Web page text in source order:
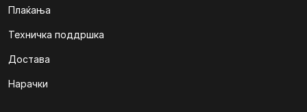
Плаќања
Техничка поддршка
Достава
Нарачки